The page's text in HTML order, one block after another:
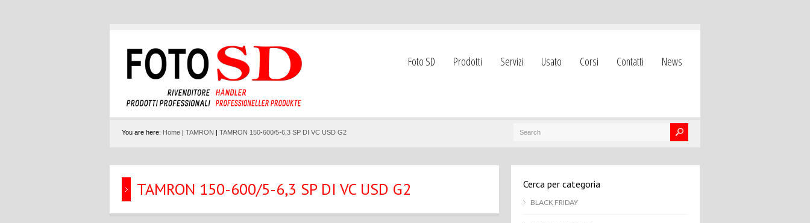
Foto SD Prodotti Servizi Usato Corsi Contatti News
You are here: Home | TAMRON | TAMRON 150-600/5-6,3 SP DI VC USD G2
TAMRON 150-600/5-6,3 SP DI VC USD G2 Cerca per categoria
BLACK FRIDAY